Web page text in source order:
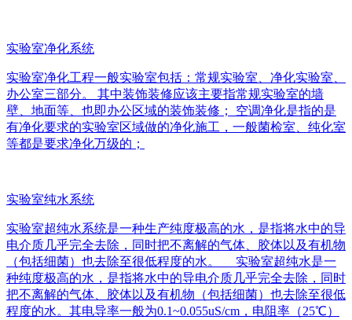
实验室净化系统
实验室净化工程一般实验室包括：常规实验室、净化实验室、
办公室三部分。 其中装饰装修应该主要指常规实验室的墙
壁、地面等、也即办公区域的装饰装修； 空调净化是指的是
有净化要求的实验室区域做的净化施工，一般菌检室、纯化室
等都是要求净化万级的；
实验室纯水系统
实验室超纯水系统是一种生产纯度极高的水，是指将水中的导
电介质几乎完全去除，同时把不离解的气体、胶体以及有机物
（包括细菌）也去除至很低程度的水。 实验室超纯水是一
种纯度极高的水，是指将水中的导电介质几乎完全去除，同时
把不离解的气体、胶体以及有机物（包括细菌）也去除至很低
程度的水。其电导率一般为0.1~0.055uS/cm，电阻率（25℃）